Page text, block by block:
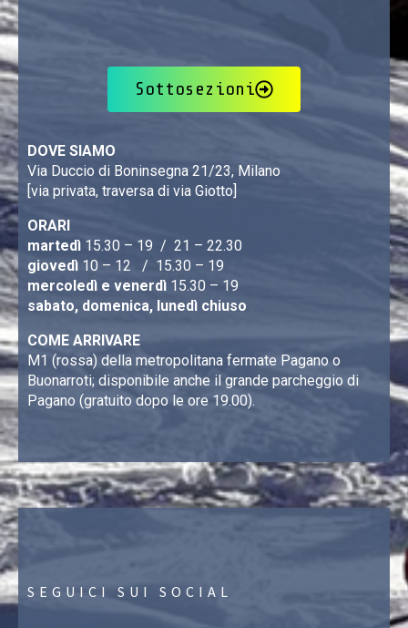
Sottosezioni
DOVE SIAMO
Via Duccio di Boninsegna 21/23, Milano
[via privata, traversa di via Giotto]
ORARI
martedì 15.30 – 19 / 21 – 22.30
giovedì 10 – 12 / 15.30 – 19
mercoledì e venerdì 15.30 – 19
sabato, domenica, lunedì chiuso
COME ARRIVARE
M1 (rossa) della metropolitana fermate Pagano o
Buonarroti; disponibile anche il grande parcheggio di
Pagano (gratuito dopo le ore 19.00).
SEGUICI SUI SOCIAL